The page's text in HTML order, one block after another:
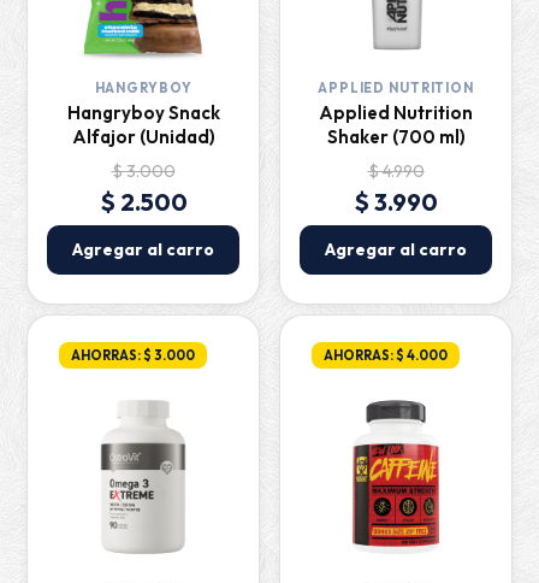
HANGRYBOY
Hangryboy Snack
Alfajor (Unidad)
$ 3.000
$ 2.500
Agregar al carro
APPLIED NUTRITION
Applied Nutrition
Shaker (700 ml)
$ 4.990
$ 3.990
Agregar al carro
AHORRAS: $ 3.000 AHORRAS: $ 4.000